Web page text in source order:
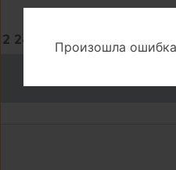
2 241.00 ₽Произошла ошибка